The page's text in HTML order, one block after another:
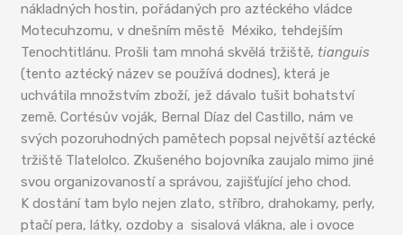
nákladných hostin, pořádaných pro aztéckého vládce
Motecuhzomu, v dnešním městě Méxiko, tehdejším
Tenochtitlánu. Prošli tam mnohá skvělá tržiště, tianguis
(tento aztécký název se používá dodnes), která je
uchvátila množstvím zboží, jež dávalo tušit bohatství
země. Cortésův voják, Bernal Díaz del Castillo, nám ve
svých pozoruhodných pamětech popsal největší aztécké
tržiště Tlatelolco. Zkušeného bojovníka zaujalo mimo jiné
svou organizovaností a správou, zajišťující jeho chod.
K dostání tam bylo nejen zlato, stříbro, drahokamy, perly,
ptačí pera, látky, ozdoby a sisalová vlákna, ale i ovoce